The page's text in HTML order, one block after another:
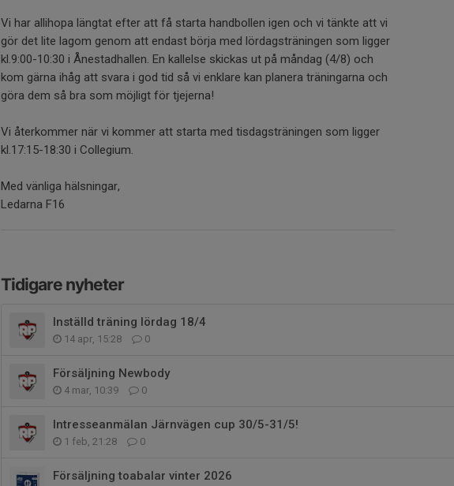
Vi har allihopa längtat efter att få starta handbollen igen och vi tänkte att vi
gör det lite lagom genom att endast börja med lördagsträningen som ligger
kl.9:00-10:30 i Ånestadhallen. En kallelse skickas ut på måndag (4/8) och
kom gärna ihåg att svara i god tid så vi enklare kan planera träningarna och
göra dem så bra som möjligt för tjejerna!
Vi återkommer när vi kommer att starta med tisdagsträningen som ligger
kl.17:15-18:30 i Collegium.
Med vänliga hälsningar,
Ledarna F16
Tidigare nyheter
Inställd träning lördag 18/4
14 apr, 15:28 0
Försäljning Newbody
4 mar, 10:39 0
Intresseanmälan Järnvägen cup 30/5-31/5!
1 feb, 21:28 0
Försäljning toabalar vinter 2026